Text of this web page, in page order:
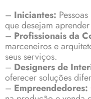
– Iniciantes:
que desejam
– Profissionais da
marceneiros e
seus serviços.
– Designers de
oferecer soluções
– Empreendedores: